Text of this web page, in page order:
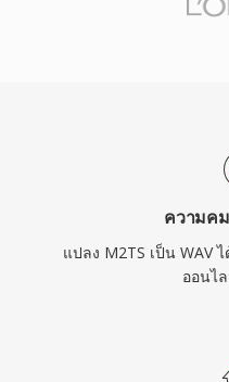
ตัวแทนดิจิทัลที่ตรงกับ
ขนาดไฟล์ — เสียงสเ
ใช้พื้นที่ประมาณ 10
32 บิตกำหนดขีดจำกัด
ข้อจำกัดนั้น
ความค
แปลง M2TS เป็น WAV
ออนไ